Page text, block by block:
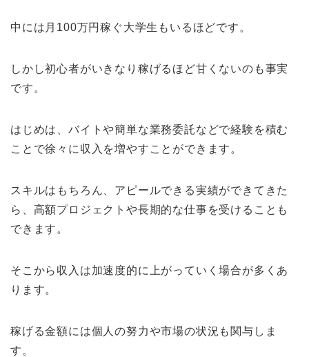
中には月100万円稼ぐ大学生もいるほどです。
しかし初心者がいきなり稼げるほど甘くないのも事実
です。
はじめは、バイトや簡単な業務委託などで経験を積む
ことで徐々に収入を増やすことができます。
スキルはもちろん、アピールできる実績ができてきた
ら、高額プロジェクトや長期的な仕事を受けることも
できます。
そこから収入は加速度的に上がっていく場合が多くあ
ります。
稼げる金額には個人の努力や市場の状況も関与しま
す。